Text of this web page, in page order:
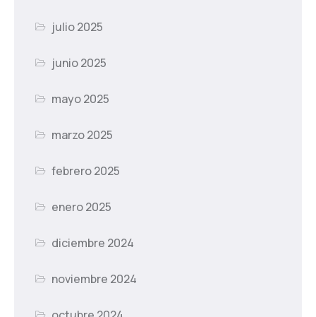
julio 2025
junio 2025
mayo 2025
marzo 2025
febrero 2025
enero 2025
diciembre 2024
noviembre 2024